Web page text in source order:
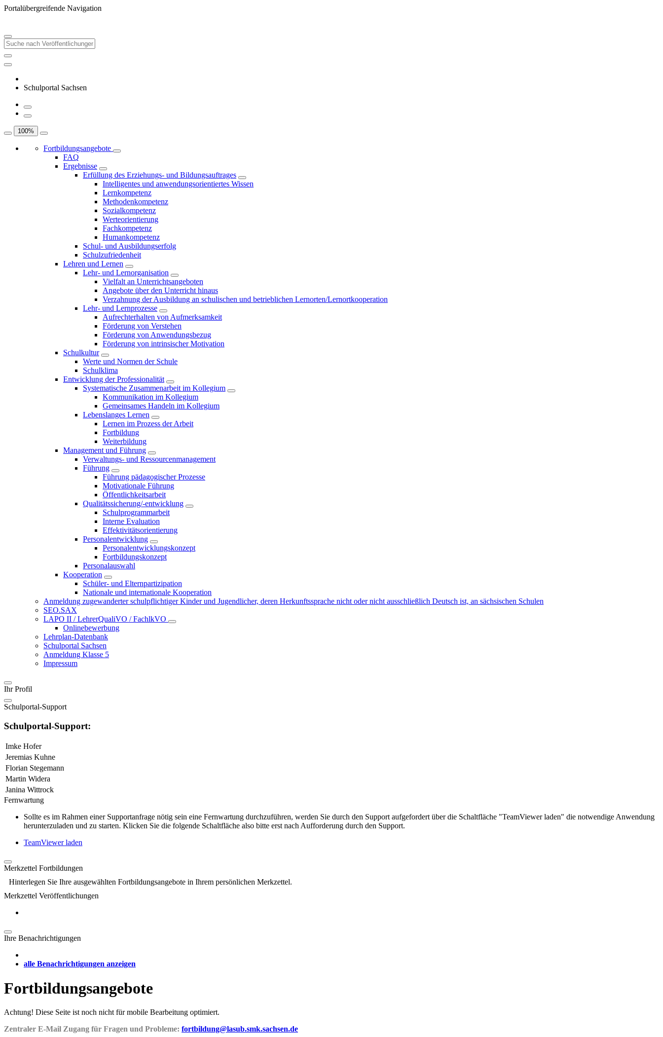
Portalübergreifende Navigation
Schulportal Sachsen
100%
Fortbildungsangebote
FAQ
Ergebnisse
Erfüllung des Erziehungs- und Bildungsauftrages
Intelligentes und anwendungsorientiertes Wissen
Lernkompetenz
Methodenkompetenz
Sozialkompetenz
Werteorientierung
Fachkompetenz
Humankompetenz
Schul- und Ausbildungserfolg
Schulzufriedenheit
Lehren und Lernen
Lehr- und Lernorganisation
Vielfalt an Unterrichtsangeboten
Angebote über den Unterricht hinaus
Verzahnung der Ausbildung an schulischen und betrieblichen Lernorten/Lernortkooperation
Lehr- und Lernprozesse
Aufrechterhalten von Aufmerksamkeit
Förderung von Verstehen
Förderung von Anwendungsbezug
Förderung von intrinsischer Motivation
Schulkultur
Werte und Normen der Schule
Schulklima
Entwicklung der Professionalität
Systematische Zusammenarbeit im Kollegium
Kommunikation im Kollegium
Gemeinsames Handeln im Kollegium
Lebenslanges Lernen
Lernen im Prozess der Arbeit
Fortbildung
Weiterbildung
Management und Führung
Verwaltungs- und Ressourcenmanagement
Führung
Führung pädagogischer Prozesse
Motivationale Führung
Öffentlichkeitsarbeit
Qualitätssicherung/-entwicklung
Schulprogrammarbeit
Interne Evaluation
Effektivitätsorientierung
Personalentwicklung
Personalentwicklungskonzept
Fortbildungskonzept
Personalauswahl
Kooperation
Schüler- und Elternpartizipation
Nationale und internationale Kooperation
Anmeldung zugewanderter schulpflichtiger Kinder und Jugendlicher, deren Herkunftssprache nicht oder nicht ausschließlich Deutsch ist, an sächsischen Schulen
SEO.SAX
LAPO II / LehrerQualiVO / FachlkVO
Onlinebewerbung
Lehrplan-Datenbank
Schulportal Sachsen
Anmeldung Klasse 5
Impressum
Ihr Profil
Schulportal-Support
Schulportal-Support:
Imke Hofer
Jeremias Kuhne
Florian Stegemann
Martin Widera
Janina Wittrock
Fernwartung
Sollte es im Rahmen einer Supportanfrage nötig sein eine Fernwartung durchzuführen, werden Sie durch den Support aufgefordert über die Schaltfläche "TeamViewer laden" die notwendige Anwendung
herunterzuladen und zu starten. Klicken Sie die folgende Schaltfläche also bitte erst nach Aufforderung durch den Support.
TeamViewer laden
Merkzettel Fortbildungen
Hinterlegen Sie Ihre ausgewählten Fortbildungsangebote in Ihrem persönlichen Merkzettel.
Merkzettel Veröffentlichungen
Ihre Benachrichtigungen
alle Benachrichtigungen anzeigen
Fortbildungsangebote
Achtung! Diese Seite ist noch nicht für mobile Bearbeitung optimiert.
Zentraler E-Mail Zugang für Fragen und Probleme: fortbildung@lasub.smk.sachsen.de